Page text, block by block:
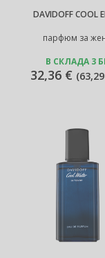
DAVIDOFF COOL
парфюм за
В СКЛАДА 3
32,36 € (